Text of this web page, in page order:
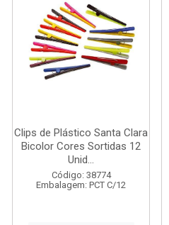
Clips de Plástico Santa Clara
Bicolor Cores Sortidas 12
Unid...
Código: 38774
Embalagem: PCT C/12